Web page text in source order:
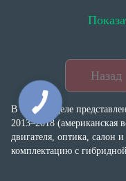
Назад
В этом разделе
2013–2018 (американская
двигателя, оптика, салон
комплектацию с